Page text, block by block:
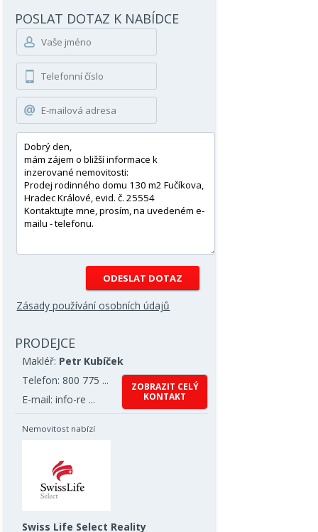
POSLAT DOTAZ K NABÍDCE
Zásady používání osobních údajů
PRODEJCE
Makléř: Petr Kubíček
Telefon: 800 775 ...
E-mail: info-re ...
ZOBRAZIT CELÝ
KONTAKT
Nemovitost nabízí
Swiss Life Select Reality